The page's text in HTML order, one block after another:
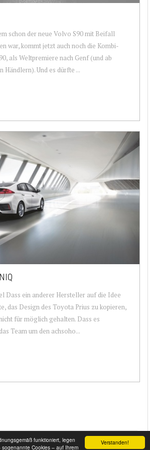
Verstanden!
funktioniert, legen
Cookies – auf Ihrem
schon der neue Volvo S90 mit Beifall
war, kommt jetzt auch noch die Kombi-
als Weltpremiere nach Genf (und ab
Händlern). Und es dürfte ...
Dass ein anderer Hersteller auf die Idee
das Design des Toyota Prius zu kopieren,
für möglich gehalten. Dass es
Team um den achsoho...